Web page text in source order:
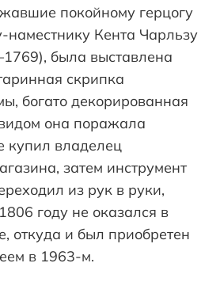
покойному герцогу
наместнику Кента Чарльзу
была выставлена
скрипка
богато декорированная
она поражала
купил владелец
затем инструмент
из рук в руки,
году не оказался в
откуда и был приобретен
в 1963-м.